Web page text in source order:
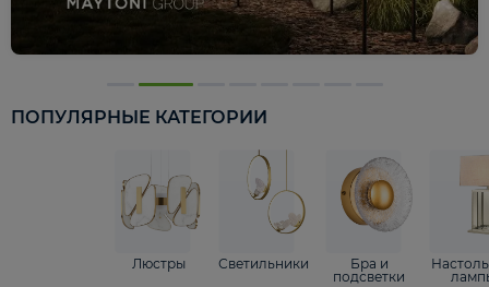
ПОПУЛЯРНЫЕ КАТЕГОРИИ
Люстры Светильники
Бра и
подсветки